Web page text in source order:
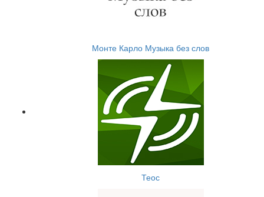
Монте Карло Музыка без слов
Теос